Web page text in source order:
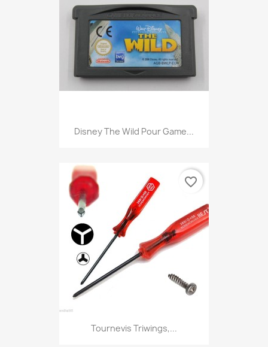
Disney The Wild Pour Game...
Tournevis Triwings,...
favorite_border